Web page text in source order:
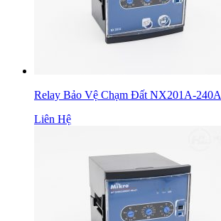
Relay Bảo Vệ Chạm Đất NX201A-
Liên Hệ